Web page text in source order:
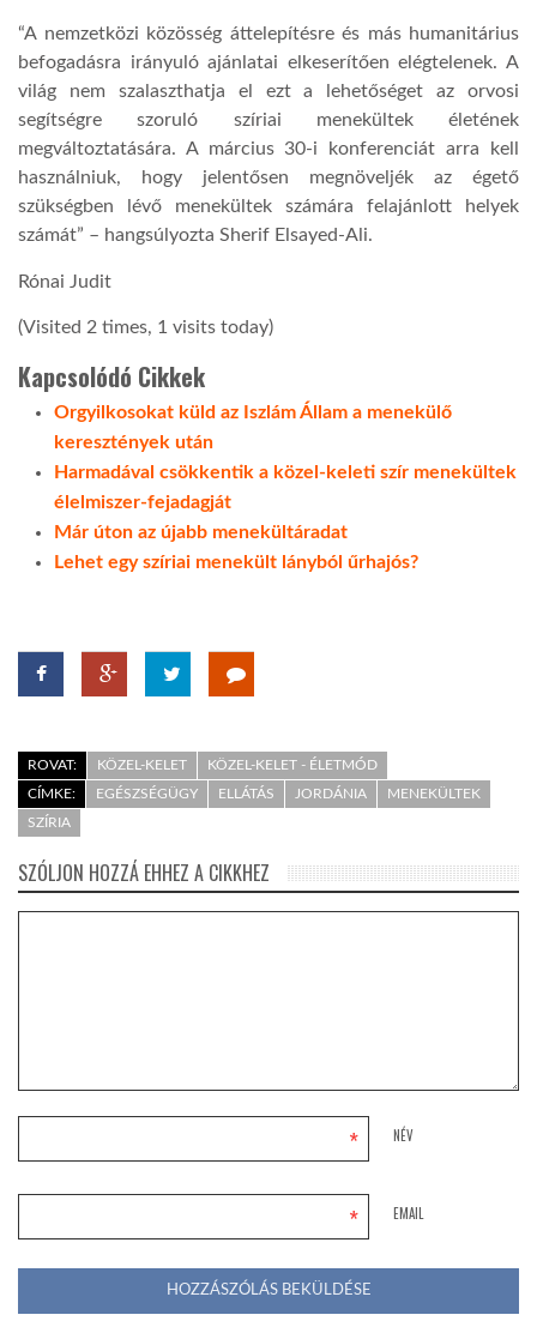
“A nemzetközi közösség áttelepítésre és más humanitárius
befogadásra irányuló ajánlatai elkeserítően elégtelenek. A
világ nem szalaszthatja el ezt a lehetőséget az orvosi
segítségre szoruló szíriai menekültek életének
megváltoztatására. A március 30-i konferenciát arra kell
használniuk, hogy jelentősen megnöveljék az égető
szükségben lévő menekültek számára felajánlott helyek
számát” – hangsúlyozta Sherif Elsayed-Ali.
Rónai Judit
(Visited 2 times, 1 visits today)
Kapcsolódó Cikkek
Orgyilkosokat küld az Iszlám Állam a menekülő
keresztények után
Harmadával csökkentik a közel-keleti szír menekültek
élelmiszer-fejadagját
Már úton az újabb menekültáradat
Lehet egy szíriai menekült lányból űrhajós?
ROVAT: KÖZEL-KELET
KÖZEL-KELET - ÉLETMÓD
CÍMKE:
EGÉSZSÉGÜGY ELLÁTÁS JORDÁNIA
MENEKÜLTEK
SZÍRIA
SZÓLJON HOZZÁ EHHEZ A CIKKHEZ
NÉV
*
EMAIL
*